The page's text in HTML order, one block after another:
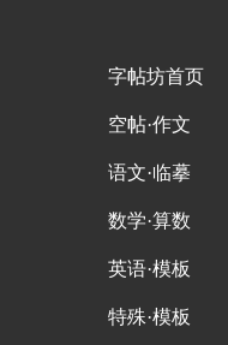
字帖坊首页
空帖·作文
语文·临摹
数学·算数
英语·模板
特殊·模板